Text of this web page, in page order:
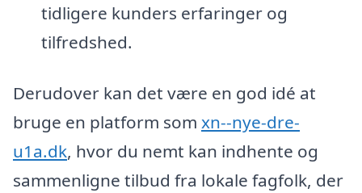
tidligere kunders erfaringer og
tilfredshed.
Derudover kan det være en god idé at
bruge en platform som xn--nye-dre-
u1a.dk, hvor du nemt kan indhente og
sammenligne tilbud fra lokale fagfolk, der